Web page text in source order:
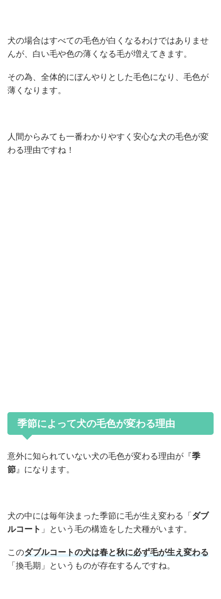
犬の場合はすべての毛色が白くなるわけではありませ
んが、白い毛や色の薄くなる毛が増えてきます。
その為、全体的にぼんやりとした毛色になり、毛色が
薄くなります。
人間からみても一番わかりやすく安心な犬の毛色が変
わる理由ですね！
季節によって犬の毛色が変わる理由
意外に知られていない犬の毛色が変わる理由が『 季
節』になります。
犬の中には毎年決まった季節に毛が生え変わる「 ダブ
ルコート 」という毛の構造をした犬種がいます。
このダブルコートの犬は春と秋に必ず毛が生え変わる
「換毛期」というものが存在するんですね。